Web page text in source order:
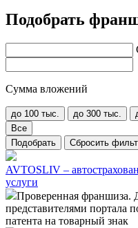
Подобрать
Сумма вложений
до 100 тыс. до 300 тыс.
Все
Подобрать
Сбросить
AVTOSLIV –
услуги
Проверенная франшиза.
представителями портала
патента на товарный знак